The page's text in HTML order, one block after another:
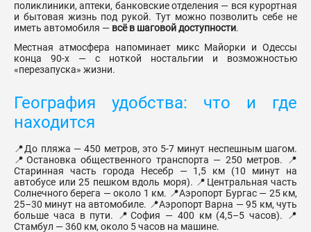
поликлиники, аптеки, банковские отделения — вся курортная
и бытовая жизнь под рукой. Тут можно позволить себе не
иметь автомобиля — всё в шаговой доступности.
Местная атмосфера напоминает микс Майорки и Одессы
конца 90-х — с ноткой ностальгии и возможностью
«перезапуска» жизни.
География удобства: что и где
находится
📍До пляжа — 450 метров, это 5-7 минут неспешным шагом.
📍Остановка общественного транспорта — 250 метров. 📍
Старинная часть города Несебр — 1,5 км (10 минут на
автобусе или 25 пешком вдоль моря). 📍Центральная часть
Солнечного берега — около 1 км. 📍Аэропорт Бургас — 25 км,
25–30 минут на автомобиле. 📍Аэропорт Варна — 95 км, чуть
больше часа в пути. 📍София — 400 км (4,5–5 часов). 📍
Стамбул — 360 км, около 5 часов на машине.